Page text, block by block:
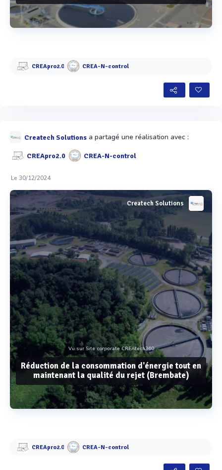
Voir plus
CREApro2.0 CREA-N-control
Createch Solutions a partagé une réalisation avec :
CREApro2.0 CREA-N-control
Le 30/12/2024
Createch Solutions
Vu sur Site corporate CREAtech360
Réduction de la consommation d'énergie tout en
maintenant la qualité du rejet (Brembate)
Voir plus
CREApro2.0 CREA-N-control